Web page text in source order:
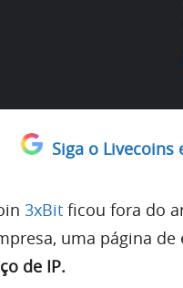
Siga o
3xBit ficou fora do
uma página
de IP.